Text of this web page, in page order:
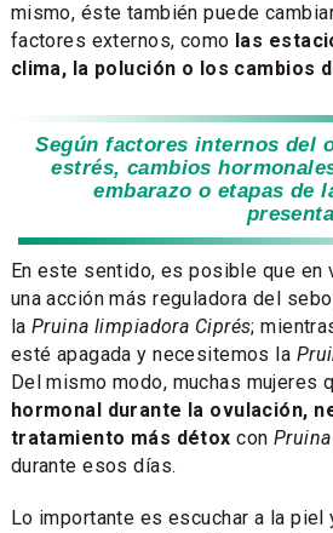
mismo, éste también puede
factores externos, como las
clima, la polución o los cambios
Según factores internos del
estrés, cambios
embarazo o etapas de
En este sentido, es posible que en
una acción más reguladora del
la Pruina limpiadora Ciprés;
esté apagada y necesitemos la
Del mismo modo, muchas mujeres
hormonal durante la ovulación,
tratamiento más détox con
durante esos días.
Lo importante es escuchar a la